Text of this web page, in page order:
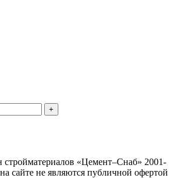
стройматериалов «Цемент–Снаб» 2001-
сайте не являются публичной офертой